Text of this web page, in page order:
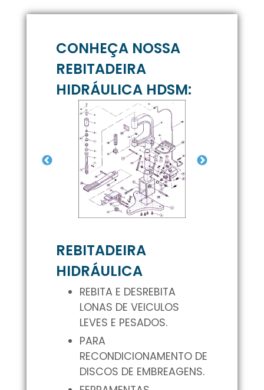
CONHEÇA NOSSA
REBITADEIRA
HIDRÁULICA HDSM:
REBITADEIRA
HIDRÁULICA
REBITA E DESREBITA
LONAS DE VEICULOS
LEVES E PESADOS.
PARA
RECONDICIONAMENTO DE
DISCOS DE EMBREAGENS.